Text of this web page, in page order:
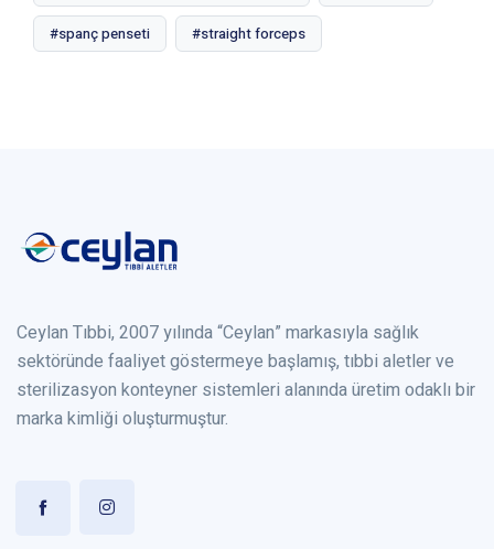
#spanç penseti #straight forceps
Ceylan Tıbbi, 2007 yılında “Ceylan” markasıyla sağlık
sektöründe faaliyet göstermeye başlamış, tıbbi aletler ve
sterilizasyon konteyner sistemleri alanında üretim odaklı bir
marka kimliği oluşturmuştur.